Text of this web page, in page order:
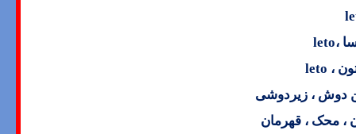
،leto
، leto
دوش ، زیردوشی
، محک ، قهرمان